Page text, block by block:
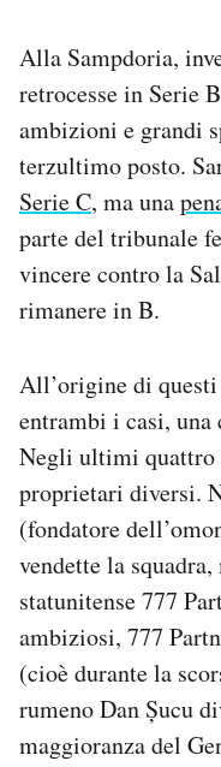
Alla Sampdoria,
retrocesse in Serie
ambizioni e grandi
terzultimo posto.
Serie C, ma una
parte del tribunale
vincere contro la
rimanere in B.
All’origine di
entrambi i casi, una
Negli ultimi quattro
proprietari diversi.
(fondatore
vendette la
statunitense 777
ambiziosi, 777
(cioè durante la
rumeno Dan Șucu
maggioranza del